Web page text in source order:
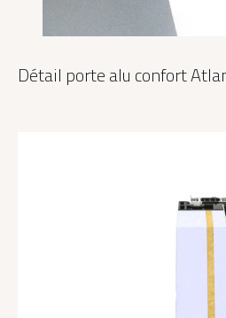
Détail porte alu confort